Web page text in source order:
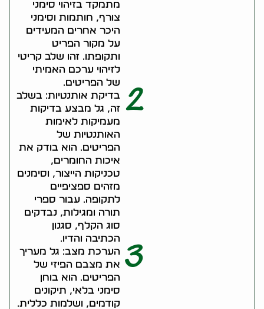
מתמקד בזיהוי סימני
צורף, חותמות וסימני
היכר אחרים המעידים
על מקור הפריט
ותקופתו. זהו שלב קריטי
לזיהוי ערכם האמיתי
של הפריטים.
2 בדיקת אותנטיות: בשלב
זה, גל מבצע בדיקות
מעמיקות לאימות
האותנטיות של
הפריטים. הוא בודק את
איכות החומרים,
טכניקות הייצור, וסימנים
מזהים ספציפיים
לתקופה. עבור ספרי
תורה ומגילות, נבדקים
סוג הקלף, סגנון
הכתיבה והדיו.
3
הערכת מצב: גל מעריך
את מצבם הפיזי של
הפריטים. הוא בוחן
סימני בלאי, תיקונים
קודמים, ושלמות כללית.